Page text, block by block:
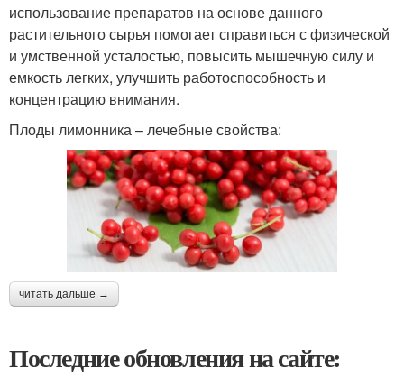
использование препаратов на основе данного
растительного сырья помогает справиться с физической
и умственной усталостью, повысить мышечную силу и
емкость легких, улучшить работоспособность и
концентрацию внимания.
Плоды лимонника – лечебные свойства:
читать дальше →
Последние обновления на сайте: